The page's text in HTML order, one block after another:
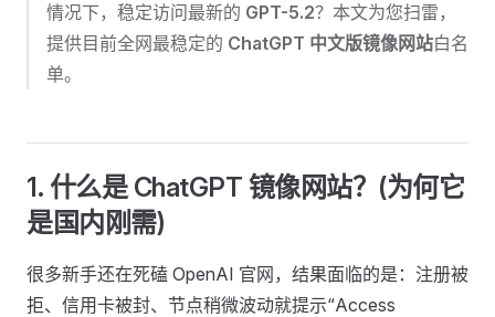
情况下，稳定访问最新的 GPT-5.2？本文为您扫雷，
提供目前全网最稳定的 ChatGPT 中文版镜像网站白名
单。
1. 什么是 ChatGPT 镜像网站？(为何它
是国内刚需)
很多新手还在死磕 OpenAI 官网，结果面临的是：注册被
拒、信用卡被封、节点稍微波动就提示“Access